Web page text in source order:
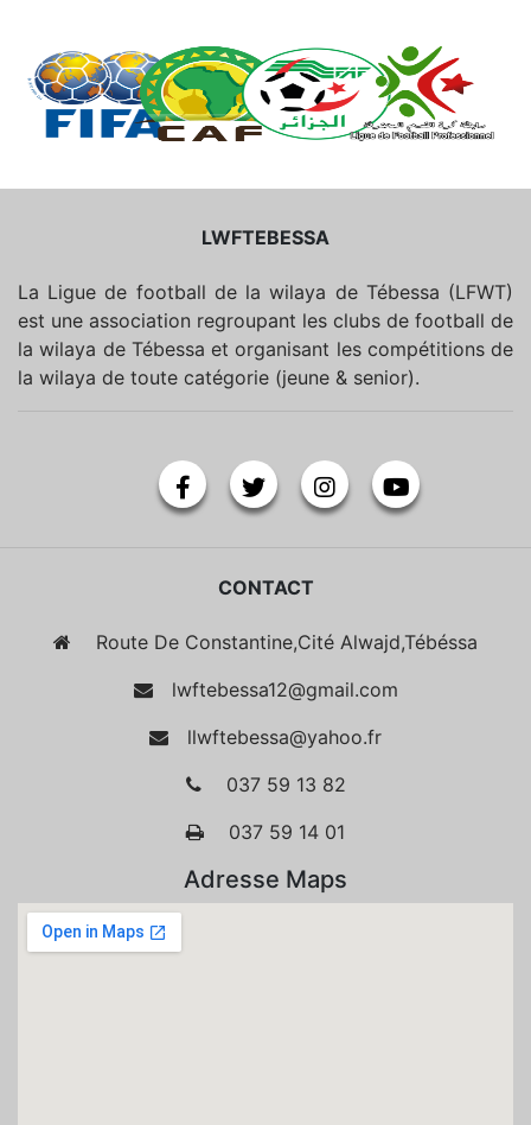
LWFTEBESSA
La Ligue de football de la wilaya de Tébessa (LFWT)
est une association regroupant les clubs de football de
la wilaya de Tébessa et organisant les compétitions de
la wilaya de toute catégorie (jeune & senior).
CONTACT
Route De Constantine,Cité Alwajd,Tébéssa
lwftebessa12@gmail.com
llwftebessa@yahoo.fr
037 59 13 82
037 59 14 01
Adresse Maps